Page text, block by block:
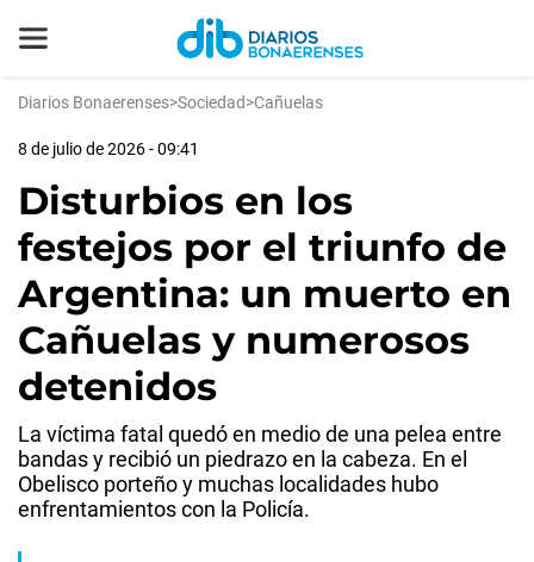
Diarios Bonaerenses>Sociedad>Cañuelas
8 de julio de 2026 - 09:41
Disturbios en los
festejos por el triunfo de
Argentina: un muerto en
Cañuelas y numerosos
detenidos
La víctima fatal quedó en medio de una pelea entre
bandas y recibió un piedrazo en la cabeza. En el
Obelisco porteño y muchas localidades hubo
enfrentamientos con la Policía.